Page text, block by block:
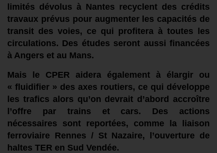
limités dévolus à Nantes recyclent des crédits
travaux prévus pour augmenter les capacités de
transit des voies, ce qui profitera à toutes les
circulations. Des études seront aussifinancées
à Angers et au Mans.
Mais le CPER aidera également à élargir ou
« fluidifier » des axes routiers, ce qui développe
les trafics alors qu’on devrait d’abord accroître
l’offre par trains et cars. Des actions
nécessaires sont reportées, comme la liaison
ferroviaire Rennes / St Nazaire, l’ouverture de
haltes TER en Sud Vendée.